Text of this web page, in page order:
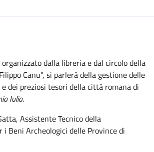
dalla libreria e dal circolo della
Canu", si parlerà della gestione delle
dei preziosi tesori della città romana di
Iulia.
Assistente Tecnico della
i Beni Archeologici delle Province di